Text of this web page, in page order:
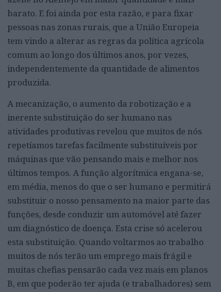
barato. E foi ainda por esta razão, e para fixar
pessoas nas zonas rurais, que a União Europeia
tem vindo a alterar as regras da política agrícola
comum ao longo dos últimos anos, por vezes,
independentemente da quantidade de alimentos
produzida.
A mecanização, o aumento da robotização e a
inerente substituição do ser humano nas
atividades produtivas revelou que muitos de nós
repetíamos tarefas facilmente substituíveis por
máquinas que vão pensando mais e melhor nos
últimos tempos. A função algorítmica engana-se,
em média, menos do que o ser humano e permitirá
substituir o nosso pensamento na maior parte das
funções, desde conduzir um automóvel até fazer
um diagnóstico de doença. Esta crise só acelerou
esta substituição. Quando voltarmos ao trabalho
muitos de nós terão um emprego mais frágil e
muitas chefias pensarão cada vez mais em planos
B, em que poderão ter ajuda (e trabalhadores) sem